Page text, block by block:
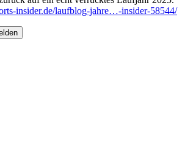
insider.de/laufblog-jahre…-insider-58544/